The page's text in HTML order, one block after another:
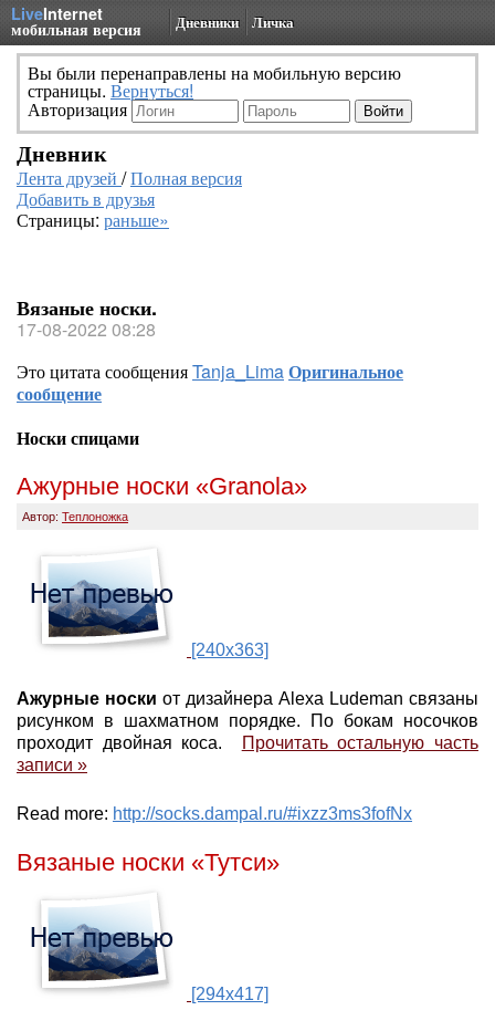
LiveInternet
мобильная версия Дневники Личка
Вы были перенаправлены на мобильную версию
страницы. Вернуться!
Авторизация
Дневник
Лента друзей /Полная версия
Добавить в друзья
Страницы: раньше»
Вязаные носки.
17-08-2022 08:28
Это цитата сообщенияTanja_LimaОригинальное
сообщение
Носки спицами
Ажурные носки «Granola»
Автор: Теплоножка
[240x363]
Ажурные носки от дизайнера Alexa Ludeman связаны
рисунком в шахматном порядке. По бокам носочков
проходит двойная коса.
Прочитать остальную часть
записи »
Read more: http://socks.dampal.ru/#ixzz3ms3fofNx
Вязаные носки «Тутси»
[294x417]